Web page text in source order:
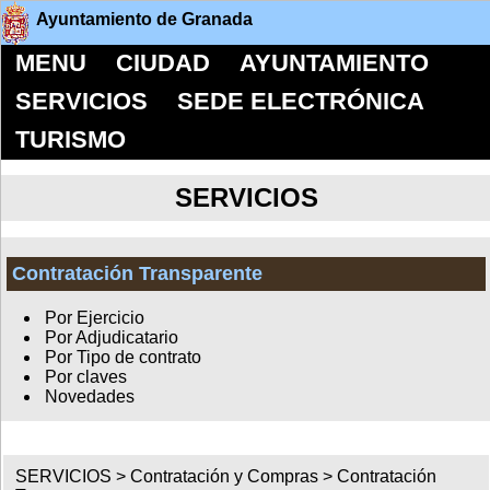
Ayuntamiento de Granada
MENU CIUDAD
AYUNTAMIENTO
SERVICIOS
SEDE ELECTRÓNICA
TURISMO
SERVICIOS
Contratación Transparente
Por Ejercicio
Por Adjudicatario
Por Tipo de contrato
Por claves
Novedades
SERVICIOS >Contratación y Compras >Contratación